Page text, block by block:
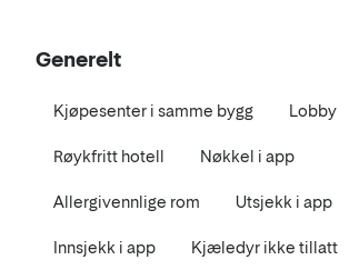
Generelt
Kjøpesenter i samme bygg Lobby
Røykfritt hotell Nøkkel i app
Allergivennlige rom Utsjekk i app
Innsjekk i app Kjæledyr ikke tillatt